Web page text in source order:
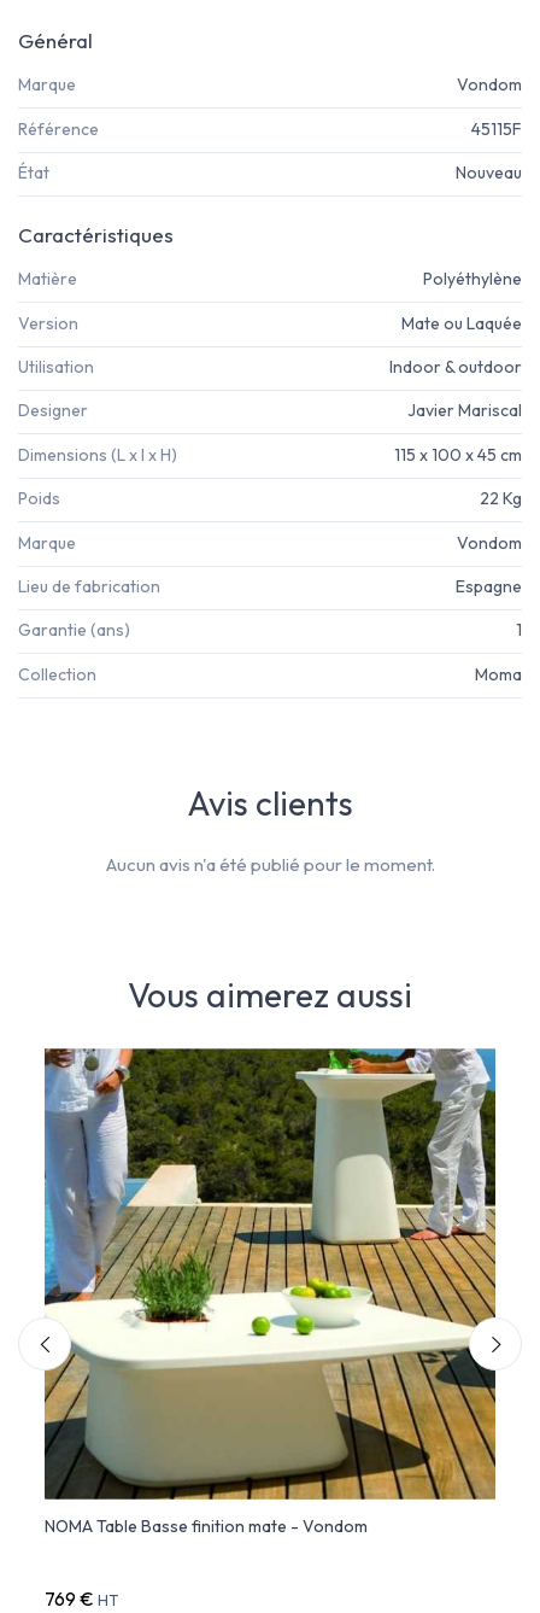
Général
Marque Vondom
Référence 45115F
État Nouveau
Caractéristiques
Matière Polyéthylène
Version Mate ou Laquée
Utilisation Indoor & outdoor
Designer Javier Mariscal
Dimensions (L x l x H) 115 x 100 x 45 cm
Poids 22 Kg
Marque Vondom
Lieu de fabrication Espagne
Garantie (ans) 1
Collection Moma
Vous aimerez aussi
NOMA Table Basse finition mate - Vondom
769 € HT
Avis clients
Aucun avis n'a été publié pour le moment.